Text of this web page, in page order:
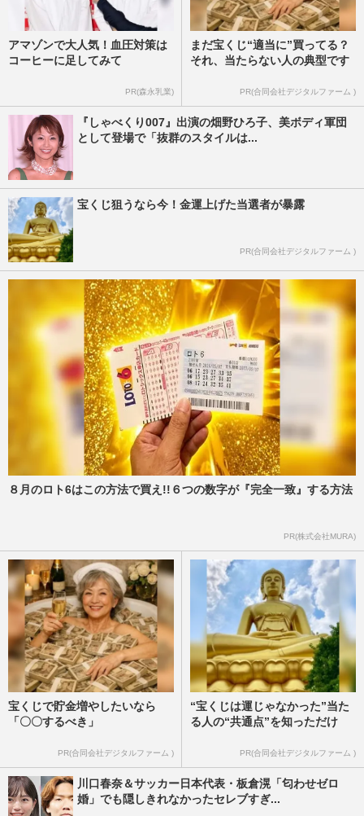
アマゾンで大人気！血圧対策は
コーヒーに足してみて
PR(森永乳業)
まだ宝くじ“適当に”買ってる？
それ、当たらない人の典型です
PR(合同会社デジタルファーム )
『しゃべくり007』出演の畑野ひろ子、美ボディ軍団
として登場で「抜群のスタイルは...
宝くじ狙うなら今！金運上げた当選者が暴露
PR(合同会社デジタルファーム )
８月のロト6はこの方法で買え!!６つの数字が『完全一致』する方法
PR(株式会社MURA)
宝くじで貯金増やしたいなら
「〇〇するべき」
PR(合同会社デジタルファーム )
“宝くじは運じゃなかった”当た
る人の“共通点”を知っただけ
PR(合同会社デジタルファーム )
川口春奈＆サッカー日本代表・板倉滉「匂わせゼロ
婚」でも隠しきれなかったセレブすぎ...